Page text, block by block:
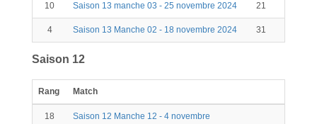
10 Saison 13 manche 03 - 25 novembre 2024 21
4 Saison 13 Manche 02 - 18 novembre 2024 31
Saison 12
Rang Match
18 Saison 12 Manche 12 - 4 novembre